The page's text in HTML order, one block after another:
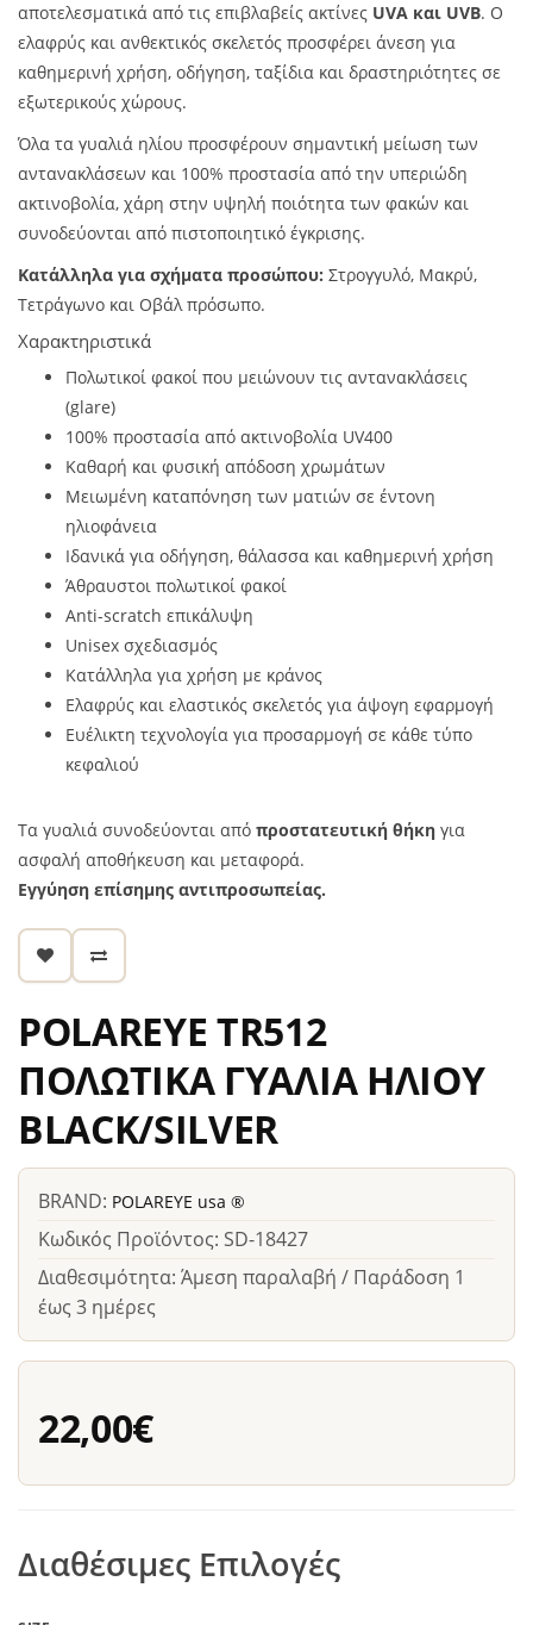
αποτελεσματικά από τις επιβλαβείς ακτίνες UVA και UVB. Ο
ελαφρύς και ανθεκτικός σκελετός προσφέρει άνεση για
καθημερινή χρήση, οδήγηση, ταξίδια και δραστηριότητες σε
εξωτερικούς χώρους.
Όλα τα γυαλιά ηλίου προσφέρουν σημαντική μείωση των
αντανακλάσεων και 100% προστασία από την υπεριώδη
ακτινοβολία, χάρη στην υψηλή ποιότητα των φακών και
συνοδεύονται από πιστοποιητικό έγκρισης.
Κατάλληλα για σχήματα προσώπου: Στρογγυλό, Μακρύ,
Τετράγωνο και Οβάλ πρόσωπο.
Χαρακτηριστικά
Πολωτικοί φακοί που μειώνουν τις αντανακλάσεις
(glare)
100% προστασία από ακτινοβολία UV400
Καθαρή και φυσική απόδοση χρωμάτων
Μειωμένη καταπόνηση των ματιών σε έντονη
ηλιοφάνεια
Ιδανικά για οδήγηση, θάλασσα και καθημερινή χρήση
Άθραυστοι πολωτικοί φακοί
Anti-scratch επικάλυψη
Unisex σχεδιασμός
Κατάλληλα για χρήση με κράνος
Ελαφρύς και ελαστικός σκελετός για άψογη εφαρμογή
Ευέλικτη τεχνολογία για προσαρμογή σε κάθε τύπο
κεφαλιού
Τα γυαλιά συνοδεύονται από προστατευτική θήκη για
ασφαλή αποθήκευση και μεταφορά.
Εγγύηση επίσημης αντιπροσωπείας.
POLAREYE TR512
ΠΟΛΩΤΙΚΑ ΓΥΑΛΙΑ ΗΛΙΟΥ
BLACK/SILVER
BRAND: POLAREYE usa ®
Κωδικός Προϊόντος: SD-18427
Διαθεσιμότητα: Άμεση παραλαβή / Παράδοση 1
έως 3 ημέρες
22,00€
Διαθέσιμες Επιλογές